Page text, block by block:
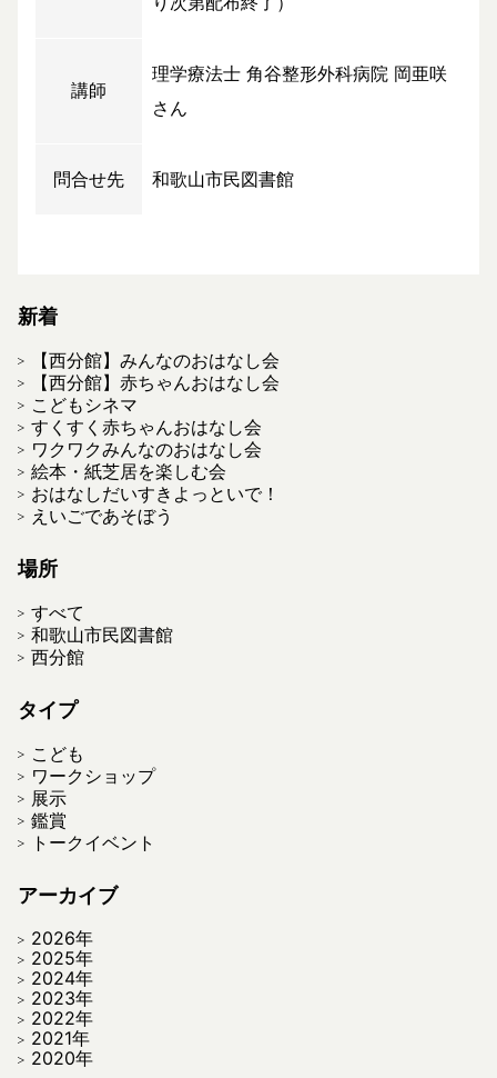
講師
理学療法士 角谷整形外科病院 岡亜咲
さん
問合せ先 和歌山市民図書館
新着
【西分館】みんなのおはなし会
【西分館】赤ちゃんおはなし会
こどもシネマ
すくすく赤ちゃんおはなし会
ワクワクみんなのおはなし会
絵本・紙芝居を楽しむ会
おはなしだいすきよっといで！
えいごであそぼう
場所
すべて
和歌山市民図書館
西分館
タイプ
こども
ワークショップ
展示
鑑賞
トークイベント
アーカイブ
2026年
2025年
2024年
2023年
2022年
2021年
2020年